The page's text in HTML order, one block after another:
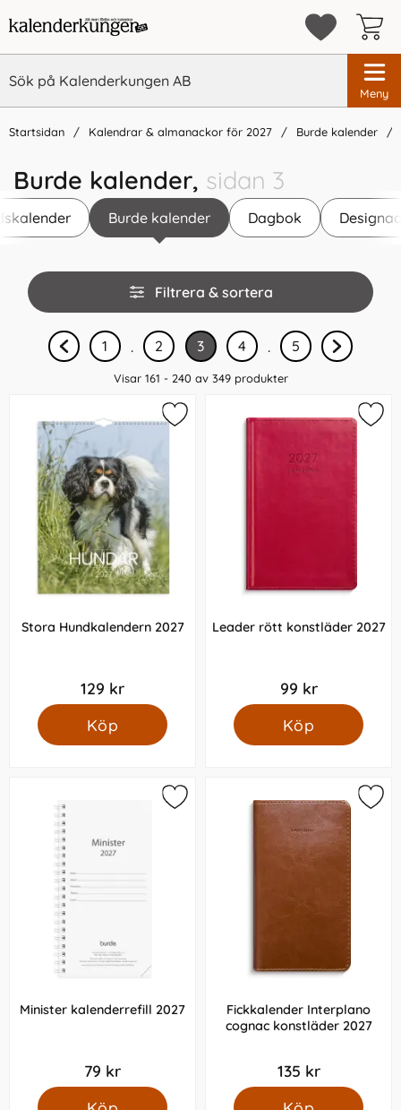
Meny
Startsidan Kalendrar & almanackor för 2027 Burde kalender
Burde kalender, sidan 3
Burde kalender Dagbok
Hoppa
över
filtersektionen
Filtrera & sortera
1 . 2 3 4 . 5
Visar 161 - 240 av 349produkter
Stora Hundkalendern 2027
129 kr
Köp
Leader rött konstläder 2027
99 kr
Köp
Minister kalenderrefill 2027
79 kr
Fickkalender Interplano
cognac konstläder 2027
135 kr